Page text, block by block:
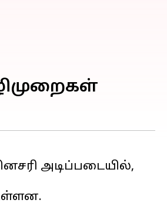
அடிப்படையில்,